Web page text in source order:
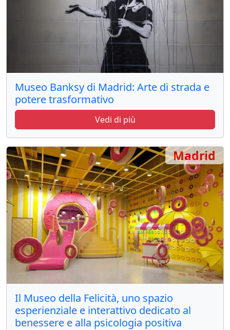
Museo Banksy di Madrid: Arte di strada e
potere trasformativo
Vedi di più
Il Museo della Felicità, uno spazio
esperienziale e interattivo dedicato al
benessere e alla psicologia positiva
Madrid